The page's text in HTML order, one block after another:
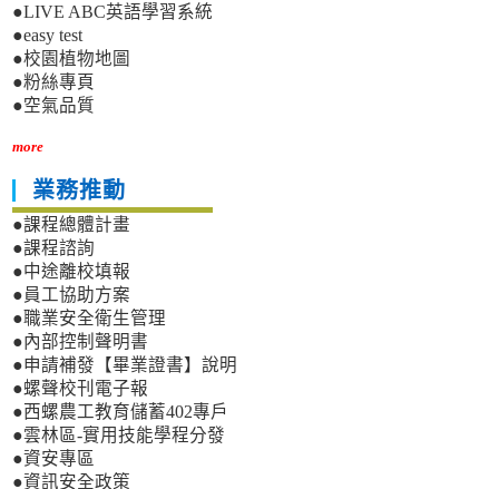
●LIVE ABC英語學習系統
●easy test
●校園植物地圖
●粉絲專頁
●空氣品質
more
業務推動
●課程總體計畫
●課程諮詢
●中途離校填報
●員工協助方案
●職業安全衛生管理
●內部控制聲明書
●申請補發【畢業證書】說明
●螺聲校刊電子報
●西螺農工教育儲蓄402專戶
●雲林區-實用技能學程分發
●資安專區
●資訊安全政策